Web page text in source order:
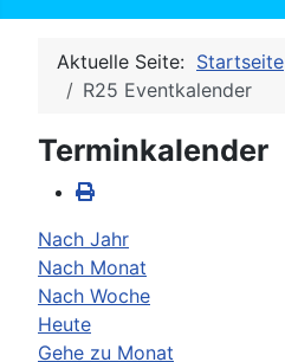
Aktuelle Seite: Startseite
R25 Eventkalender
Terminkalender
Nach Jahr
Nach Monat
Nach Woche
Heute
Gehe zu Monat